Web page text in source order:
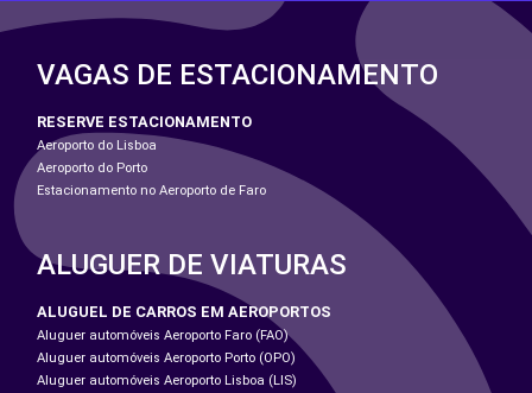
VAGAS DE ESTACIONAMENTO
RESERVE ESTACIONAMENTO
Aeroporto do Lisboa
Aeroporto do Porto
Estacionamento no Aeroporto de Faro
ALUGUER DE VIATURAS
ALUGUEL DE CARROS EM AEROPORTOS
Aluguer automóveis Aeroporto Faro (FAO)
Aluguer automóveis Aeroporto Porto (OPO)
Aluguer automóveis Aeroporto Lisboa (LIS)